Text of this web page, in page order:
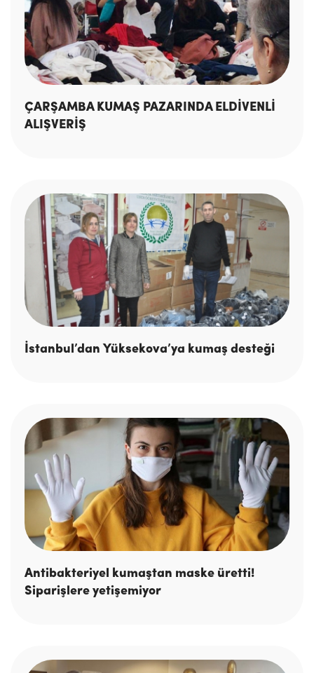
ÇARŞAMBA KUMAŞ PAZARINDA ELDİVENLİ
ALIŞVERİŞ
İstanbul’dan Yüksekova’ya kumaş desteği
Antibakteriyel kumaştan maske üretti!
Siparişlere yetişemiyor